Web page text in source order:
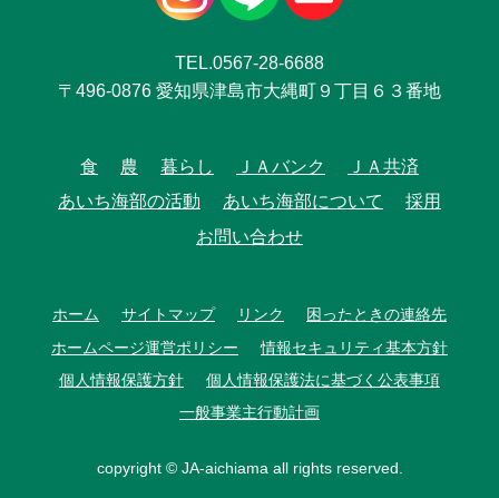
TEL.0567-28-6688
〒496-0876 愛知県津島市大縄町９丁目６３番地
食 農 暮らし ＪＡバンク
ＪＡ共済
あいち海部の活動
あいち海部について
採用
お問い合わせ
ホーム サイトマップ リンク
困ったときの連絡先
ホームページ運営ポリシー
情報セキュリティ基本方針
個人情報保護方針
個人情報保護法に基づく公表事項
一般事業主行動計画
copyright © JA-aichiama all rights reserved.